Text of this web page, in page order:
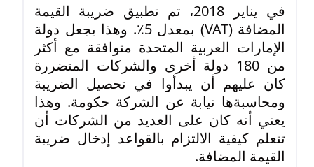
في يناير 2018، تم تطبيق ضريبة القيمة
المضافة (VAT) بمعدل 5٪. وهذا يجعل دولة
الإمارات العربية المتحدة متوافقة مع أكثر
من 180 دولة أخرى والشركات المتضررة
كان عليهم أن يبدأوا في تحصيل الضريبة
ومحاسبةها نيابة عن الشركة حكومة. وهذا
يعني أنه كان على العديد من الشركات أن
تتعلم كيفية الالتزام بالقواعد إدخال ضريبة
القيمة المضافة.